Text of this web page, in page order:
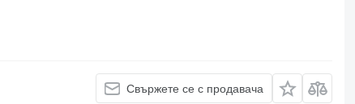
Свържете се с продавача